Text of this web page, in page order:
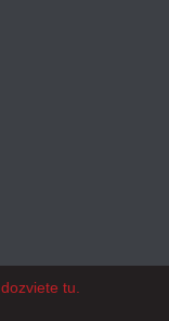
dozviete tu.